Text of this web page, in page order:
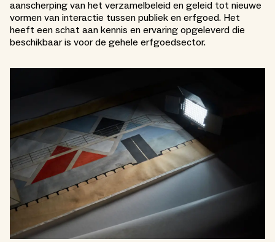
aanscherping van het verzamelbeleid en geleid tot nieuwe
vormen van interactie tussen publiek en erfgoed. Het
heeft een schat aan kennis en ervaring opgeleverd die
beschikbaar is voor de gehele erfgoedsector.